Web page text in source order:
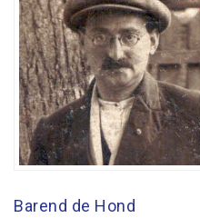
Barend de Hond